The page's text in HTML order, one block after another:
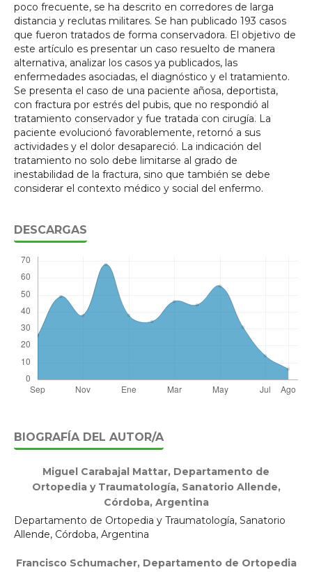
poco frecuente, se ha descrito en corredores de larga
distancia y reclutas militares. Se han publicado 193 casos
que fueron tratados de forma conservadora. El objetivo de
este artículo es presentar un caso resuelto de manera
alternativa, analizar los casos ya publicados, las
enfermedades asociadas, el diagnóstico y el tratamiento.
Se presenta el caso de una paciente añosa, deportista,
con fractura por estrés del pubis, que no respondió al
tratamiento conservador y fue tratada con cirugía. La
paciente evolucionó favorablemente, retornó a sus
actividades y el dolor desapareció. La indicación del
tratamiento no solo debe limitarse al grado de
inestabilidad de la fractura, sino que también se debe
considerar el contexto médico y social del enfermo.
DESCARGAS
BIOGRAFÍA DEL AUTOR/A
Miguel Carabajal Mattar, Departamento de
Ortopedia y Traumatología, Sanatorio Allende,
Córdoba, Argentina
Departamento de Ortopedia y Traumatología, Sanatorio
Allende, Córdoba, Argentina
Francisco Schumacher, Departamento de Ortopedia